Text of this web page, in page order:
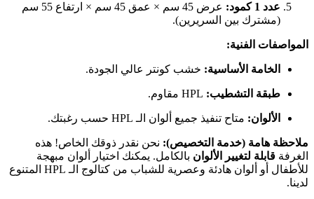
عدد 1 كمود:
عرض 45 سم × عمق 45 سم × ارتفاع 55 سم
(مشترك بين السريرين).
المواصفات الفنية:
الخامة الأساسية: خشب كونتر عالي الجودة.
طبقة التشطيب:
الألوان: متاح تنفيذ جميع ألوان الـ HPL حسب رغبتك.
ملاحظة هامة (خدمة التخصيص): نحن نقدر ذوقك الخاص! هذه
الغرفة قابلة لتغيير الألوان بالكامل. يمكنك اختيار ألوان مبهجة
للأطفال أو ألوان هادئة وعصرية للشباب من كتالوج الـ HPL المتنوع
لدينا.